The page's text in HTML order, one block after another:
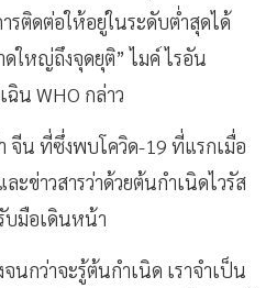
ารติดต่อให้อยู่ในระดับต่ำสุดได้
ดใหญ่ถึงจุดยุติ” ไมค์ ไรอัน
น WHO กล่าว
จีน ที่ซึ่งพบโควิด-19 ที่แรกเมื่อ
ข่าวสารว่าด้วยต้นกำเนิดไวรัส
บมือเดินหน้า
นกว่าจะรู้ต้นกำเนิด เราจำเป็น